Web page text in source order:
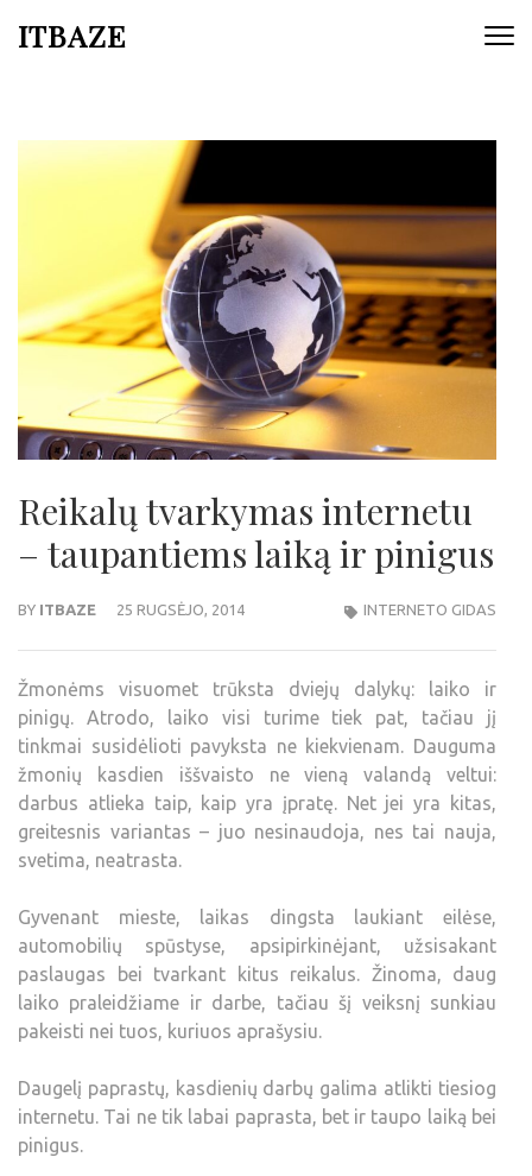
ITBAZE
Reikalų tvarkymas internetu
– taupantiems laiką ir pinigus
BY ITBAZE 25 RUGSĖJO, 2014 INTERNETO GIDAS
Žmonėms visuomet trūksta dviejų dalykų: laiko ir
pinigų. Atrodo, laiko visi turime tiek pat, tačiau jį
tinkmai susidėlioti pavyksta ne kiekvienam. Dauguma
žmonių kasdien iššvaisto ne vieną valandą veltui:
darbus atlieka taip, kaip yra įpratę. Net jei yra kitas,
greitesnis variantas – juo nesinaudoja, nes tai nauja,
svetima, neatrasta.
Gyvenant mieste, laikas dingsta laukiant eilėse,
automobilių spūstyse, apsipirkinėjant, užsisakant
paslaugas bei tvarkant kitus reikalus. Žinoma, daug
laiko praleidžiame ir darbe, tačiau šį veiksnį sunkiau
pakeisti nei tuos, kuriuos aprašysiu.
Daugelį paprastų, kasdienių darbų galima atlikti tiesiog
internetu. Tai ne tik labai paprasta, bet ir taupo laiką bei
pinigus.